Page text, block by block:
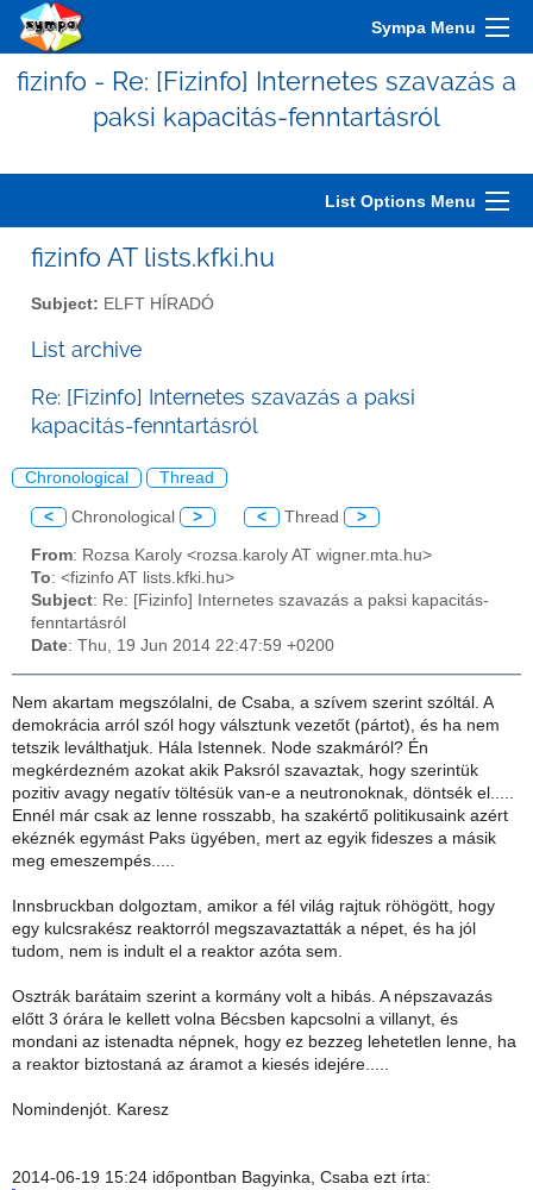
Sympa Menu
fizinfo - Re: [Fizinfo] Internetes szavazás a
paksi kapacitás-fenntartásról
List Options Menu
fizinfo AT lists.kfki.hu
Subject: ELFT HÍRADÓ
List archive
Re: [Fizinfo] Internetes szavazás a paksi
kapacitás-fenntartásról
Chronological Thread
< Chronological > < Thread >
From: Rozsa Karoly <rozsa.karoly AT wigner.mta.hu>
To: <fizinfo AT lists.kfki.hu>
Subject: Re: [Fizinfo] Internetes szavazás a paksi kapacitás-
fenntartásról
Date: Thu, 19 Jun 2014 22:47:59 +0200
Nem akartam megszólalni, de Csaba, a szívem szerint szóltál. A
demokrácia arról szól hogy válsztunk vezetőt (pártot), és ha nem
tetszik leválthatjuk. Hála Istennek. Node szakmáról? Én
megkérdezném azokat akik Paksról szavaztak, hogy szerintük
pozitiv avagy negatív töltésük van-e a neutronoknak, döntsék el.....
Ennél már csak az lenne rosszabb, ha szakértő politikusaink azért
ekéznék egymást Paks ügyében, mert az egyik fideszes a másik
meg emeszempés.....
Innsbruckban dolgoztam, amikor a fél világ rajtuk röhögött, hogy
egy kulcsrakész reaktorról megszavaztatták a népet, és ha jól
tudom, nem is indult el a reaktor azóta sem.
Osztrák barátaim szerint a kormány volt a hibás. A népszavazás
előtt 3 órára le kellett volna Bécsben kapcsolni a villanyt, és
mondani az istenadta népnek, hogy ez bezzeg lehetetlen lenne, ha
a reaktor biztostaná az áramot a kiesés idejére.....
Nomindenjót. Karesz
2014-06-19 15:24 időpontban Bagyinka, Csaba ezt írta: